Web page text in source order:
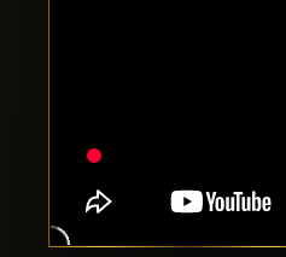
sociaux
Clubbable: